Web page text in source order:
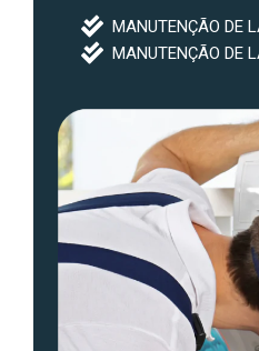
MANUTENÇÃO DE
MANUTENÇÃO DE